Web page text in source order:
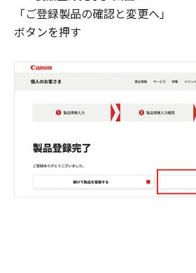
「ご登録製品の確認と変更へ」
ボタンを押す